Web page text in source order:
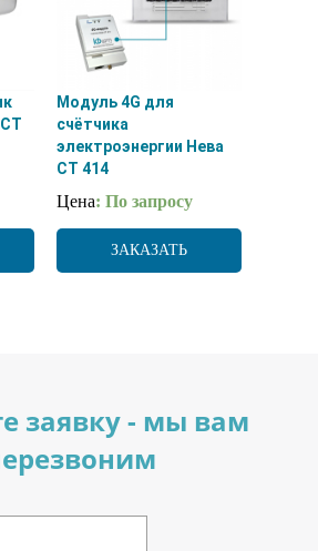
Модуль 4G для
счётчика
электроэнергии Нева
СТ 414
Цена: По запросу
ЗАКАЗАТЬ
заявку - мы вам